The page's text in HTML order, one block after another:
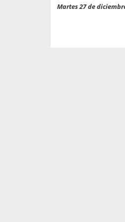
Martes 27 de